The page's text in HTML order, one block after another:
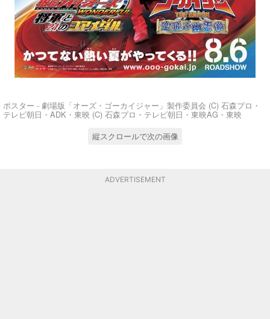
ポスター - 劇場版「オーズ・ゴーカイジャー」製作委員会 (C) 石森プロ・
テレビ朝日・ADK・東映 (C) 石森プロ・テレビ朝日・東映AG・東映
縦スクロールで次の画像
ADVERTISEMENT